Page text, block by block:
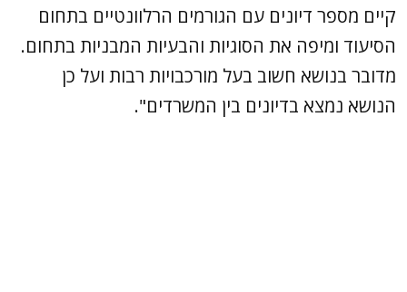
קיים מספר דיונים עם הגורמים הרלוונטיים בתחום
הסיעוד ומיפה את הסוגיות והבעיות המבניות בתחום.
מדובר בנושא חשוב בעל מורכבויות רבות ועל כן
הנושא נמצא בדיונים בין המשרדים".